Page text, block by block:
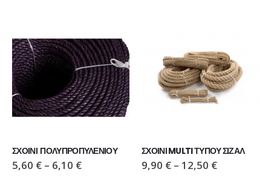
ΣΧΟΙΝΙ  ΠΟΛΥΠΡΟΠΥΛΕΝΙΟΥ
5,60 € – 6,10 €
ΣΧΟΙΝΙ MULTI ΤΥΠΟΥ ΣΙΖΑΛ
9,90 € – 12,50 €
110,00€
ΜΠΟΤΑΚΙ PAVEPORT NEO
55,00€
ΜΠΟΤΑΚΙ PAVEPORT NEO
55,00€